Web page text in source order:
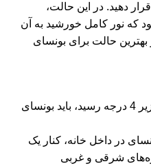
دهید. در این حالت،
که نور کامل خورشید به آن
بهترین حالت برای بونسای
زمانی که دمای هوا در شب به زیر 4 درجه رسید، باید بونسای
در داخل خانه، کنار یک
شرقی و غربی